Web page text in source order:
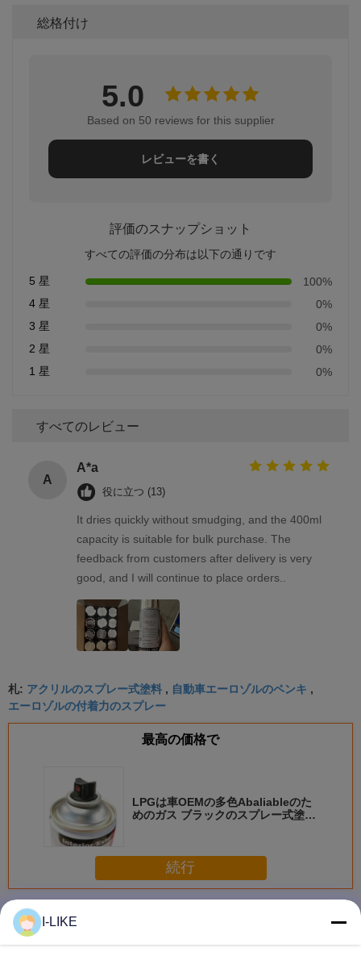
総格付け
5.0
Based on 50 reviews for this supplier
レビューを書く
評価のスナップショット
すべての評価の分布は以下の通りです
5 星
100%
4 星
0%
3 星
0%
2 星
0%
1 星
0%
すべてのレビュー
A
A*a
役に立つ (13)
It dries quickly without smudging, and the 400ml
capacity is suitable for bulk purchase. The
feedback from customers after delivery is very
good, and I will continue to place orders..
札: アクリルのスプレー式塗料 , 自動車エーロゾルのペンキ ,
エーロゾルの付着力のスプレー
最高の価格で
LPGは車OEMの多色Abaliableのた
めのガス ブラックのスプレー式塗料
続行
多くスプレーのペンキ
I-LIKE